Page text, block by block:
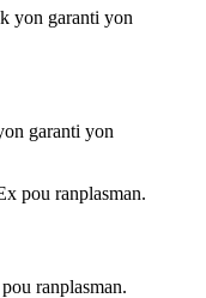
garanti yon
ranplasman.